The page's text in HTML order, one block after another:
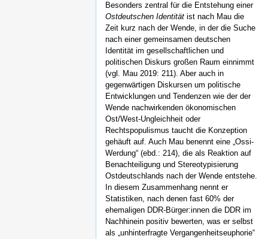
Besonders zentral für die Entstehung einer
Ostdeutschen Identität ist nach Mau die
Zeit kurz nach der Wende, in der die Suche
nach einer gemeinsamen deutschen
Identität im gesellschaftlichen und
politischen Diskurs großen Raum einnimmt
(vgl. Mau 2019: 211). Aber auch in
gegenwärtigen Diskursen um politische
Entwicklungen und Tendenzen wie der der
Wende nachwirkenden ökonomischen
Ost/West-Ungleichheit oder
Rechtspopulismus taucht die Konzeption
gehäuft auf. Auch Mau benennt eine „Ossi-
Werdung“ (ebd.: 214), die als Reaktion auf
Benachteiligung und Stereotypisierung
Ostdeutschlands nach der Wende entstehe.
In diesem Zusammenhang nennt er
Statistiken, nach denen fast 60% der
ehemaligen DDR-Bürger:innen die DDR im
Nachhinein positiv bewerten, was er selbst
als „unhinterfragte Vergangenheitseuphorie“